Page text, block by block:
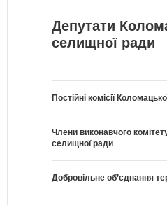
Депутати
селищної ради
Постійні комісії
Члени виконавчого
селищної ради
Добровільне об’єднання